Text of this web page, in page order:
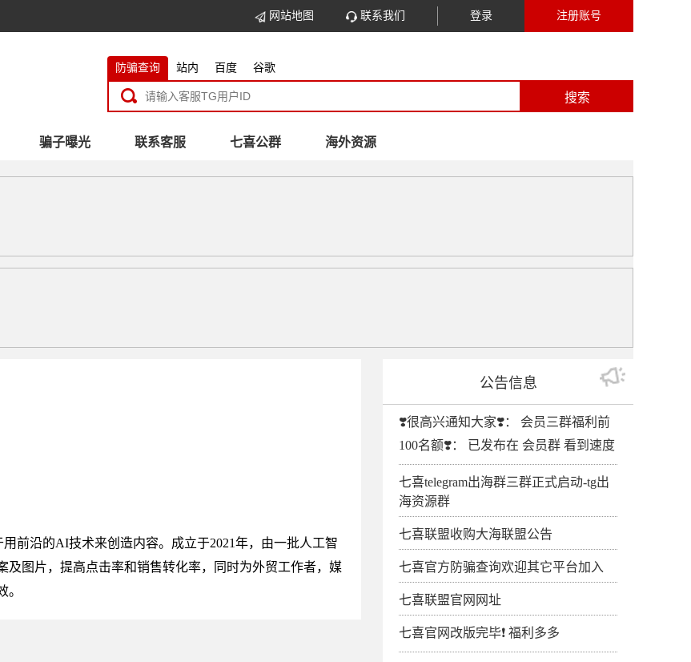
注册账号
登录
联系我们
网站地图
防骗查询 站内 百度 谷歌
搜索
骗子曝光 联系客服 七喜公群 海外资源
前沿的AI技术来创造内容。成立于2021年，由一批人工智
图片，提高点击率和销售转化率，同时为外贸工作者，媒
。
公告信息
❣️很高兴通知大家❣️： 会员三群福利前
100名额❣️： 已发布在 会员群 看到速度
七喜telegram出海群三群正式启动-tg出
海资源群
七喜联盟收购大海联盟公告
七喜官方防骗查询欢迎其它平台加入
七喜联盟官网网址
七喜官网改版完毕❗️ 福利多多